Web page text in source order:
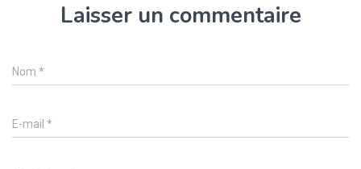
Laisser un commentaire
Nom *
E-mail *